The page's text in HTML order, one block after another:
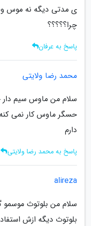
ی مدتی دیگه نه موس
چرا؟؟؟؟؟
پاسخ به عرفان
محمد رضا ولایتی
سلام من ماوس سیم
حسگر ماوس کار نمی کنه
دارم
پاسخ به محمد رضا ولایتی
alireza
سلام من بلوتوث موسمو
بلوتوث دیگه ازش